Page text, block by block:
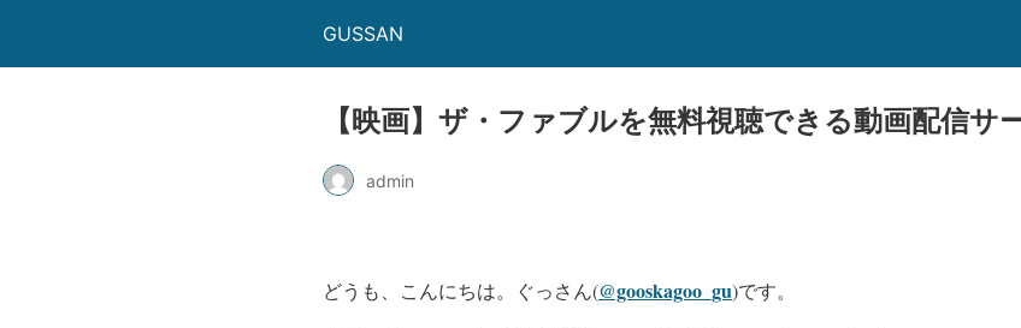
GUSSAN
【映画】ザ・ファブルを無料視聴できる動画配信サ
admin
どうも、こんにちは。ぐっさん(@gooskagoo_gu)です。